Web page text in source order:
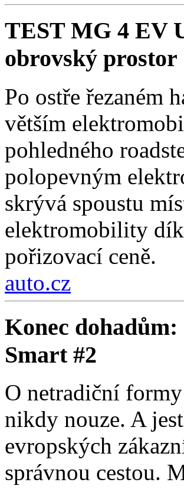
TEST MG 4 EV
obrovský prostor
Po ostře řezaném
větším
pohledného
polopevným
skrývá spoustu
elektromobility
pořizovací ceně.
auto.cz
Konec
Smart #2
O netradiční
nikdy nouze. A
evropských
správnou cestou.